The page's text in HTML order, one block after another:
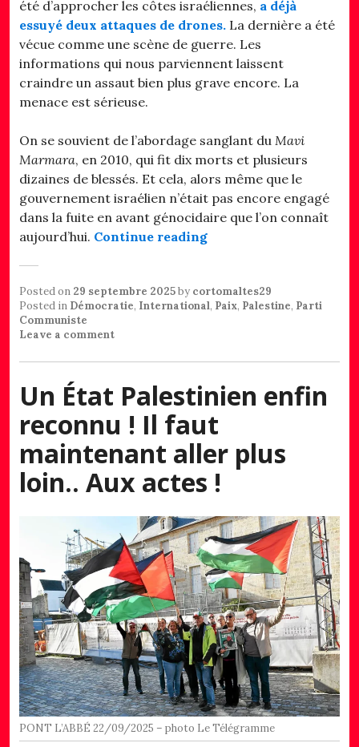
été d’approcher les côtes israéliennes, a déjà
essuyé deux attaques de drones. La dernière a été
vécue comme une scène de guerre. Les
informations qui nous parviennent laissent
craindre un assaut bien plus grave encore. La
menace est sérieuse.
On se souvient de l’abordage sanglant du Mavi
Marmara, en 2010, qui fit dix morts et plusieurs
dizaines de blessés. Et cela, alors même que le
gouvernement israélien n’était pas encore engagé
dans la fuite en avant génocidaire que l’on connaît
aujourd’hui. Continue reading« La Flottille pour
Posted on 29 septembre 2025by cortomaltes29
Posted in Démocratie, International, Paix, Palestine, Parti
Communiste
Leave a comment
Un État Palestinien enfin
reconnu ! Il faut
maintenant aller plus
loin.. Aux actes !
PONT L’ABBÉ 22/09/2025 – photo Le Télégramme